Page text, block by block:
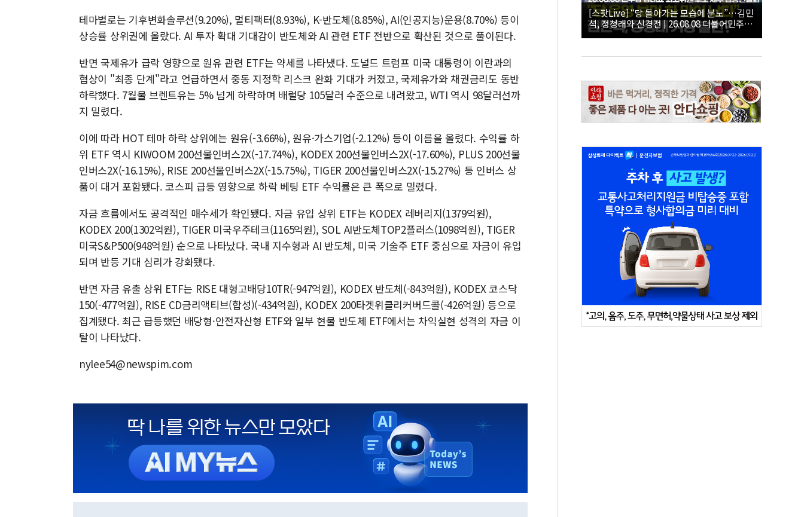
테마별로는 기후변화솔루션(9.20%), 멀티팩터(8.93%), K-반도체(8.85%), AI(인공지능)운용(8.70%) 등이
상승률 상위권에 올랐다. AI 투자 확대 기대감이 반도체와 AI 관련 ETF 전반으로 확산된 것으로 풀이된다.
반면 국제유가 급락 영향으로 원유 관련 ETF는 약세를 나타냈다. 도널드 트럼프 미국 대통령이 이란과의
협상이 "최종 단계"라고 언급하면서 중동 지정학 리스크 완화 기대가 커졌고, 국제유가와 채권금리도 동반
하락했다. 7월물 브렌트유는 5% 넘게 하락하며 배럴당 105달러 수준으로 내려왔고, WTI 역시 98달러선까
지 밀렸다.
이에 따라 HOT 테마 하락 상위에는 원유(-3.66%), 원유·가스기업(-2.12%) 등이 이름을 올렸다. 수익률 하
위 ETF 역시 KIWOOM 200선물인버스2X(-17.74%), KODEX 200선물인버스2X(-17.60%), PLUS 200선물
인버스2X(-16.15%), RISE 200선물인버스2X(-15.75%), TIGER 200선물인버스2X(-15.27%) 등 인버스 상
품이 대거 포함됐다. 코스피 급등 영향으로 하락 베팅 ETF 수익률은 큰 폭으로 밀렸다.
자금 흐름에서도 공격적인 매수세가 확인됐다. 자금 유입 상위 ETF는 KODEX 레버리지(1379억원),
KODEX 200(1302억원), TIGER 미국우주테크(1165억원), SOL AI반도체TOP2플러스(1098억원), TIGER
미국S&P500(948억원) 순으로 나타났다. 국내 지수형과 AI 반도체, 미국 기술주 ETF 중심으로 자금이 유입
되며 반등 기대 심리가 강화됐다.
반면 자금 유출 상위 ETF는 RISE 대형고배당10TR(-947억원), KODEX 반도체(-843억원), KODEX 코스닥
150(-477억원), RISE CD금리액티브(합성)(-434억원), KODEX 200타겟위클리커버드콜(-426억원) 등으로
집계됐다. 최근 급등했던 배당형·안전자산형 ETF와 일부 현물 반도체 ETF에서는 차익실현 성격의 자금 이
탈이 나타났다.
nylee54@newspim.com
[스팟Live] “당 돌아가는 모습에 분노”…김민
석, 정청래와 신경전 | 26.08.08 더불어민주당
당대표·최고위원 후보 제주 합동연설회